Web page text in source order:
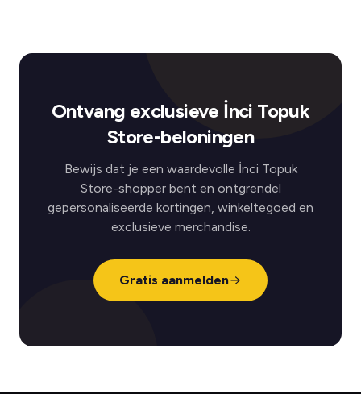
Ontvang exclusieve İnci Topuk
Store-beloningen
Bewijs dat je een waardevolle İnci Topuk
Store-shopper bent en ontgrendel
gepersonaliseerde kortingen, winkeltegoed en
exclusieve merchandise.
Gratis aanmelden